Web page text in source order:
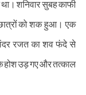
को शक हुआ। एक
रजत का शव फंदे से
होश उड़ गए और तत्काल